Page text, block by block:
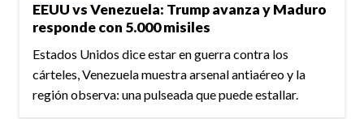
EEUU vs Venezuela: Trump avanza y Maduro
responde con 5.000 misiles
Estados Unidos dice estar en guerra contra los
cárteles, Venezuela muestra arsenal antiaéreo y la
región observa: una pulseada que puede estallar.